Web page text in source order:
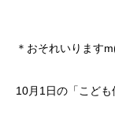
＊おそれいります
10月1日の「こども